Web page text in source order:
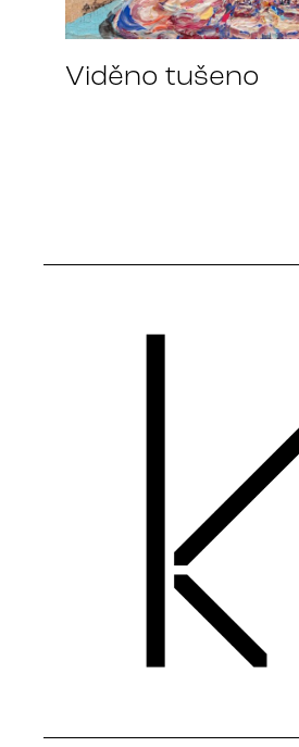
Viděno tušeno